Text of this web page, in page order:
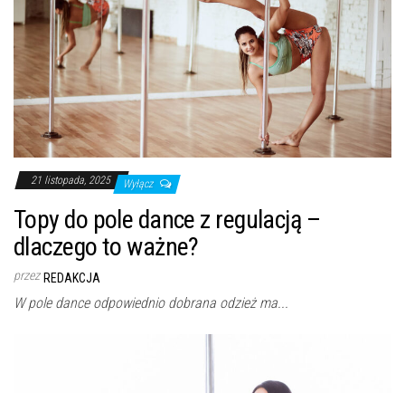
21 listopada, 2025 Wyłącz
Topy do pole dance z regulacją –
dlaczego to ważne?
przez REDAKCJA
W pole dance odpowiednio dobrana odzież ma...